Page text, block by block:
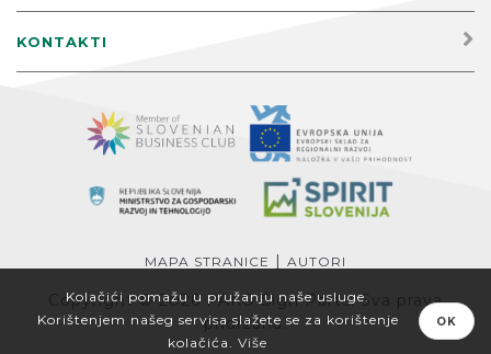
KONTAKTI
MAPA STRANICE | AUTORI
Copyright © 2026 PAKO Sign Parts. Sva prava
pridržana.
Kolačići pomažu u pružanju naše usluge.
Korištenjem našeg servisa slažete se za korištenje
kolačića. Više
OK